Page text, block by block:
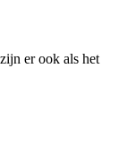
er ook als het